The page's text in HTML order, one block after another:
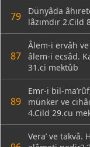
79
Dünyâda
lâzımdır 2.Cild
87
Âlem-i ervâh
âlem-i ecsâd.
31.ci mektûb
89
Emr-i bil-
münker ve
4.Cild 29.cu
Vera’ ve takvâ.